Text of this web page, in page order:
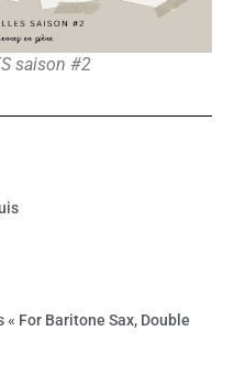
saison #2
For Baritone Sax, Double